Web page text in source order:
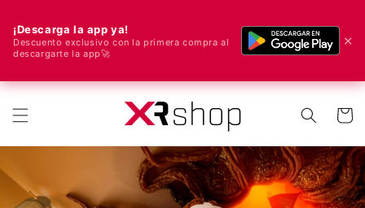
¡Descarga la app ya!
Descuento exclusivo con la primera compra al
descargarte la app🚀
✕
🌍 ¡Enviamos a todo el mundo! 🚀📦
Carrito